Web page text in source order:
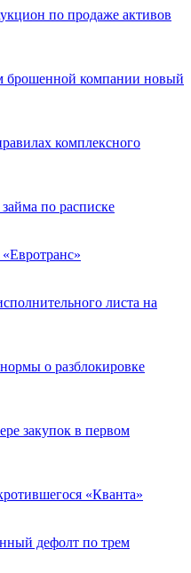
по продаже активов
брошенной компании новый
комплексного
по расписке
листа на
о разблокировке
закупок в первом
«Кванта»
дефолт по трем